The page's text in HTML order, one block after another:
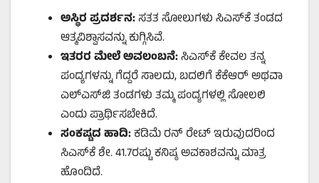
ಅಸ್ಥಿರ ಪ್ರದರ್ಶನ:ಸತತ ಸೋಲುಗಳು ಸಿಎಸ್‌ಕೆ ತಂಡದ
ಆತ್ಮವಿಶ್ವಾಸವನ್ನು ಕುಗ್ಗಿಸಿವೆ.
ಇತರರ ಮೇಲೆ ಅವಲಂಬನೆ:ಸಿಎಸ್‌ಕೆ ಕೇವಲ ತನ್ನ
ಪಂದ್ಯಗಳನ್ನು ಗೆದ್ದರೆ ಸಾಲದು, ಬದಲಿಗೆ ಕೆಕೆಆರ್ ಅಥವಾ
ಎಲ್‌ಎಸ್‌ಜಿ ತಂಡಗಳು ತಮ್ಮ ಪಂದ್ಯಗಳಲ್ಲಿ ಸೋಲಲಿ
ಎಂದು ಪ್ರಾರ್ಥಿಸಬೇಕಿದೆ.
ಸಂಕಷ್ಟದ ಹಾದಿ:ಕಡಿಮೆ ರನ್ ರೇಟ್ ಇರುವುದರಿಂದ
ಸಿಎಸ್‌ಕೆ ಶೇ. 41.7ರಷ್ಟು ಕನಿಷ್ಠ ಅವಕಾಶವನ್ನು ಮಾತ್ರ
ಹೊಂದಿದೆ.